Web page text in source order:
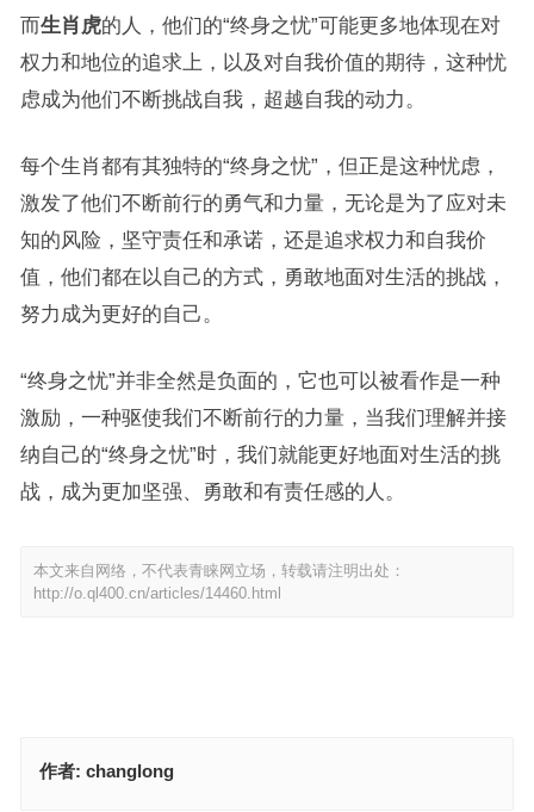
而生肖虎的人，他们的“终身之忧”可能更多地体现在对
权力和地位的追求上，以及对自我价值的期待，这种忧
虑成为他们不断挑战自我，超越自我的动力。
每个生肖都有其独特的“终身之忧”，但正是这种忧虑，
激发了他们不断前行的勇气和力量，无论是为了应对未
知的风险，坚守责任和承诺，还是追求权力和自我价
值，他们都在以自己的方式，勇敢地面对生活的挑战，
努力成为更好的自己。
“终身之忧”并非全然是负面的，它也可以被看作是一种
激励，一种驱使我们不断前行的力量，当我们理解并接
纳自己的“终身之忧”时，我们就能更好地面对生活的挑
战，成为更加坚强、勇敢和有责任感的人。
本文来自网络，不代表青睐网立场，转载请注明出处：
http://o.ql400.cn/articles/14460.html
作者: changlong